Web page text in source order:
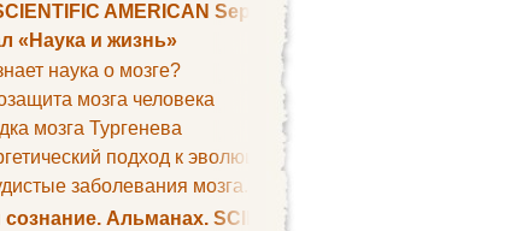
AMERICAN September 1979
«Наука и жизнь»
наука о мозге?
мозга человека
мозга Тургенева
подход к эволюции мозга
заболевания мозга. Все может начаться с
сознание. Альманах. SCIENTIFIC AMERICAN